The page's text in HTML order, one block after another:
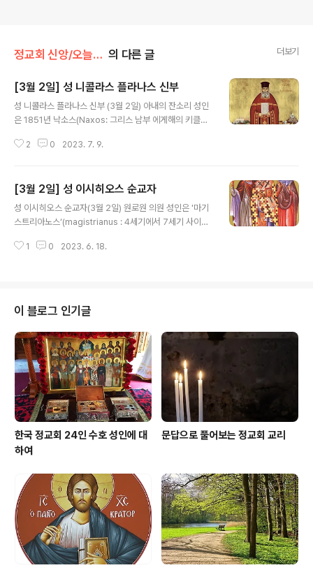
정교회 신앙/오늘의 축일 의 다른 글 더보기
[3월 2일] 성 니콜라스 플라나스 신부
성 니콜라스 플라나스 신부 (3월 2일) 아내의 잔소리 성인
은 1851년 낙소스(Naxos: 그리스 남부 에게해의 키클라
다. 어린 시절부터 단순하며 신심이 깊은 태도로 이름났던
다. 이처럼 성인은 평생 동안 자신이 만족하거나 편안하기
위해 그 어떤 것도 지니지 않았다. 하지만 열일곱 살에 결혼
하여 아들을 하나 두었던 그는 자신의 영적인 열망을 이해
드린 성찬예배 수년 뒤 홀아비가 된 성인은 아들을 부모에
2 0 2023. 7. 9.
[3월 2일] 성 이시히오스 순교자
성 이시히오스 순교자(3월 2일) 원로원 의원 성인은 '마기
스트리아노스‘(magistrianus : 4세기에서 7세기 사이의
직을 수행하던 귀족 출신의 원로원 의원으로서 4세기초 3
공무에 봉직하는 모든 이들은 신(우상)들에게 희생제사를
바치라는 황제의 명령이 떨어지자, 성인은 궁궐 안의 고위
직책을 잃게 되는 위험을 무릅쓰면서도 인간적인 영광보다
는 그리스도를 향한 사랑을 더 소중히 여겨 자신의 직책을
내려놓고 미련 없이 궁을 떠났다. 영원한 영광을 위해 이 소
식을 들은 황제..
1 0 2023. 6. 18.
이 블로그 인기글
한국 정교회 24인 수호 성인에 대
하여
문답으로 풀어보는 정교회 교리